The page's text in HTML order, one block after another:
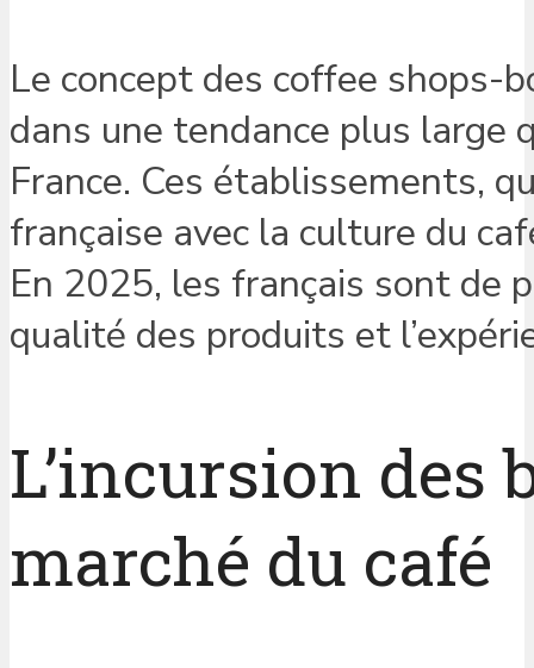
Le concept des coffee shops-
dans une tendance plus large
France. Ces établissements,
française avec la culture du
En 2025, les français sont de
qualité des produits et
L’incursion des
marché du café